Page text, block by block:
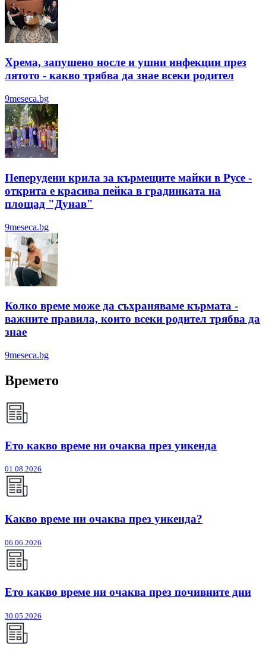
Хрема, запушено носле и ушни инфекции през
лятотo - какво трябва да знае всеки родител
9meseca.bg
Пеперудени крила за кърмещите майки в Русе -
открита е красива пейка в градинката на
площад "Дунав"
9meseca.bg
Колко време може да съхраняваме кърмата -
важните правила, които всеки родител трябва да
знае
9meseca.bg
Времето
Ето какво време ни очаква през уикенда
01.08.2026
Какво време ни очаква през уикенда?
06.06.2026
Ето какво време ни очаква през почивните дни
30.05.2026